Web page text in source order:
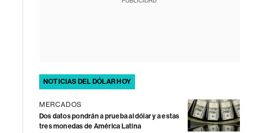
NOTICIAS DEL DÓLAR HOY
MERCADOS
Dos datos pondrán a prueba al dólar y a estas
tres monedas de América Latina